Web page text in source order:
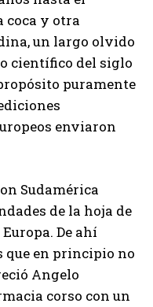
coca y otra
un largo olvido
científico del siglo
puramente
enviaron
Sudamérica
de la hoja de
De ahí
en principio no
Angelo
corso con un